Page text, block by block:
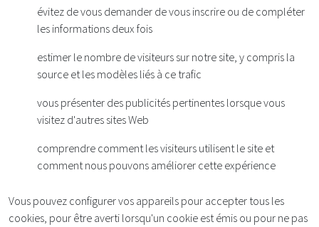
évitez de vous demander de vous inscrire ou de compléter
les informations deux fois
estimer le nombre de visiteurs sur notre site, y compris la
source et les modèles liés à ce trafic
vous présenter des publicités pertinentes lorsque vous
visitez d'autres sites Web
comprendre comment les visiteurs utilisent le site et
comment nous pouvons améliorer cette expérience
Vous pouvez configurer vos appareils pour accepter tous les
cookies, pour être averti lorsqu'un cookie est émis ou pour ne pas